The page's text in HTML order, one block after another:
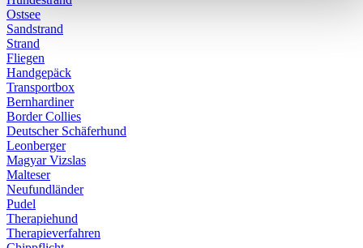
Ostsee
Sandstrand
Strand
Fliegen
Handgepäck
Transportbox
Bernhardiner
Border Collies
Deutscher Schäferhund
Leonberger
Magyar Vizslas
Malteser
Neufundländer
Pudel
Therapiehund
Therapieverfahren